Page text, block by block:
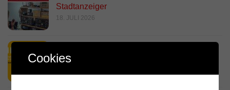
Stadtanzeiger
18. JULI 2026
11. JULI 2026
Cookies